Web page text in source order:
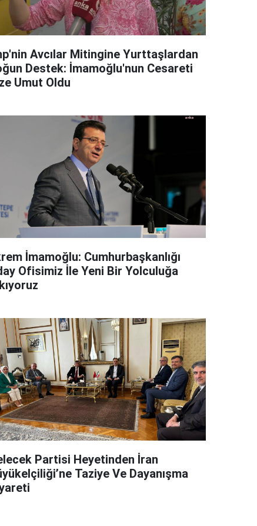
Avcılar Mitingine Yurttaşlardan
Destek: İmamoğlu'nun Cesareti
Umut Oldu
İmamoğlu: Cumhurbaşkanlığı
Ofisimiz İle Yeni Bir Yolculuğa
Partisi Heyetinden İran
Taziye Ve Dayanışma